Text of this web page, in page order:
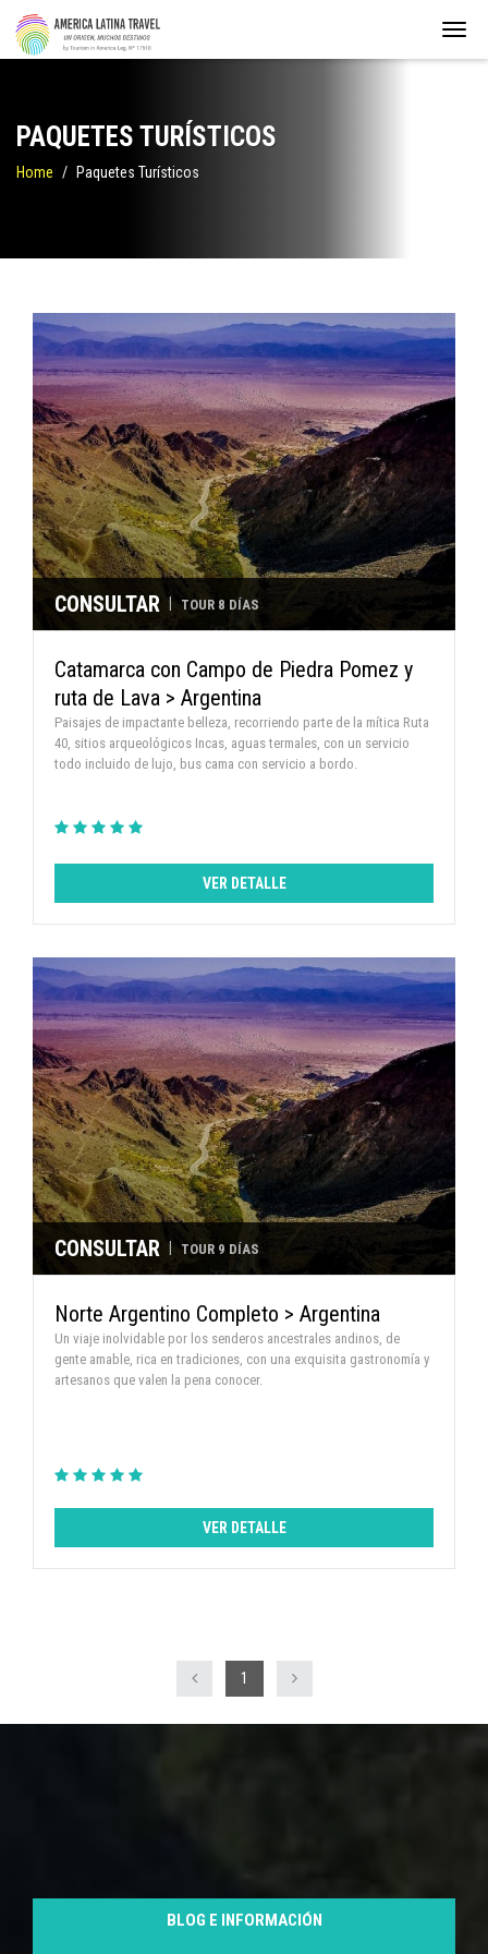
PAQUETES TURÍSTICOS
Home Paquetes Turísticos
CONSULTAR TOUR 8 DÍAS
Catamarca con Campo de Piedra Pomez y
ruta de Lava > Argentina
Paisajes de impactante belleza, recorriendo parte de la mítica Ruta
40, sitios arqueológicos Incas, aguas termales, con un servicio
todo incluido de lujo, bus cama con servicio a bordo.
VER DETALLE
CONSULTAR TOUR 9 DÍAS
Norte Argentino Completo > Argentina
Un viaje inolvidable por los senderos ancestrales andinos, de
gente amable, rica en tradiciones, con una exquisita gastronomía y
artesanos que valen la pena conocer.
VER DETALLE
1
BLOG E INFORMACIÓN